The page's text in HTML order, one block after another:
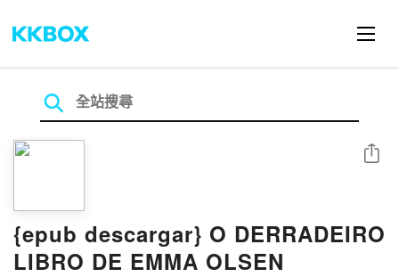
{epub descargar} O DERRADEIRO
LIBRO DE EMMA OLSEN
分享